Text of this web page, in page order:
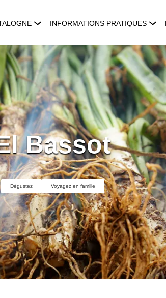
INFORMATIONS PRATIQUES
Bassot
Dégustez Voyagez en famille